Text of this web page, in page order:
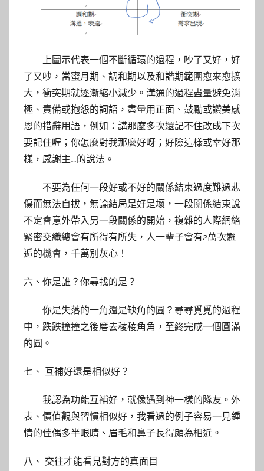
上圖示代表一個不斷循環的過程，吵了又好，好
了又吵，當蜜月期、調和期以及和諧期範圍愈來愈擴
大，衝突期就逐漸縮小減少。溝通的過程盡量避免消
極、責備或抱怨的詞語，盡量用正面、鼓勵或讚美感
恩的措辭用語，例如：講那麼多次還記不住改成下次
要記住喔；你怎麼對我那麼好呀；好險這樣或幸好那
樣，感謝主….的說法。
不要為任何一段好或不好的關係結束過度難過悲
傷而無法自拔，無論結局是好是壞，一段關係結束說
不定會意外帶入另一段關係的開始，複雜的人際網絡
緊密交織總會有所得有所失，人一輩子會有2萬次邂
逅的機會，千萬別灰心！
六、你是誰？你尋找的是？
你是失落的一角還是缺角的圓？尋尋覓覓的過程
中，跌跌撞撞之後磨去稜稜角角，至終完成一個圓滿
的圓。
七、 互補好還是相似好？
我認為功能互補好，就像遇到神一樣的隊友。外
表、價值觀與習慣相似好，我看過的例子容易一見鍾
情的佳偶多半眼睛、眉毛和鼻子長得頗為相近。
八、 交往才能看見對方的真面目